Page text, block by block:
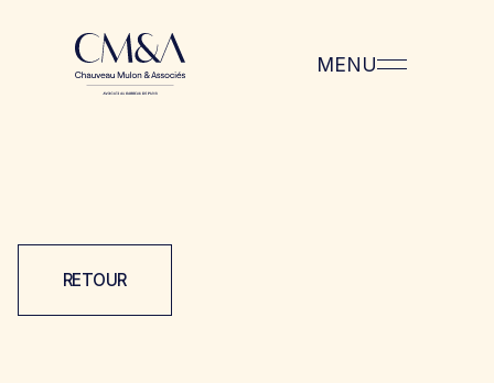
MENU
RETOUR